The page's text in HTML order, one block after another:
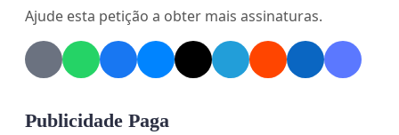
Ajude esta petição a obter mais assinaturas.
Publicidade Paga